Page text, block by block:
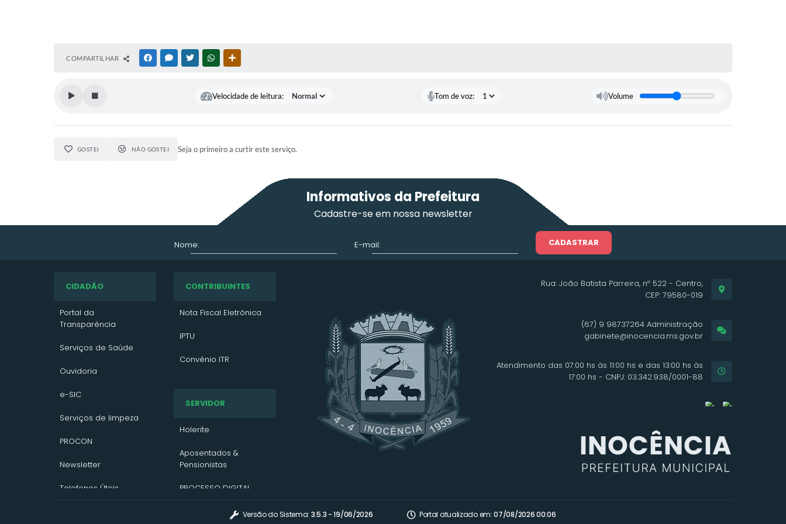
COMPARTILHAR FACEBOOKMESSENGER
TWITTERWHATSAPP
Velocidade de leitura: Tom de voz: Volume
GOSTEI NÃO GOSTEI Seja o primeiro a curtir este serviço.
Informativos da Prefeitura
Cadastre-se em nossa newsletter
Nome: E-mail: CADASTRAR
CIDADÃO
Portal da
Transparência
Serviços de Saúde
Ouvidoria
e-SIC
Serviços de limpeza
PROCON
Newsletter
Telefones Úteis
CONTRIBUINTES
Nota Fiscal Eletrônica
IPTU
Convênio ITR
VTN 2025
VTN 2024
Contato/Solicitação
SERVIDOR
Holerite
Aposentados &
Pensionistas
PROCESSO DIGITAL
Assinatura Digital
Rua: João Batista Parreira, nº 522 - Centro,
CEP: 79580-019
(67) 9 98737264 Administração
gabinete@inocencia.ms.gov.br
Atendimento das 07:00 hs às 11:00 hs e das 13:00 hs às
17:00 hs - CNPJ: 03.342.938/0001-88
Versão do Sistema: 3.5.3 - 19/06/2026 Portal atualizado em:07/08/2026 00:06